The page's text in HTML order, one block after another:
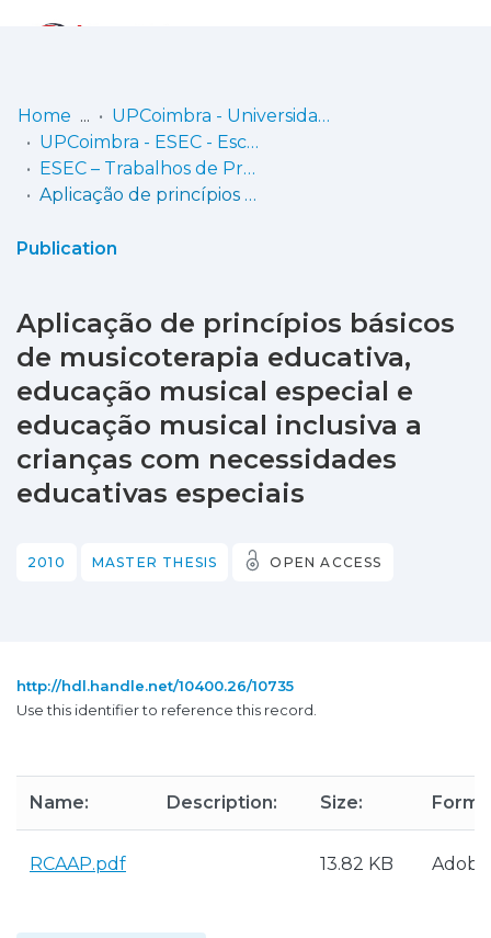
Communities
& Collections
Statistics
Home
UPCoimbra - Universidade Politécnica de Coimbra
UPCoimbra - ESEC - Escola Superior de Educação de Coimbra
ESEC – Trabalhos de Projeto | Relatórios de Estágio | Projetos de Investigação
Aplicação de princípios básicos de musicoterapia educativa, educação musical especial e educação musical inclusiva a crianças com necessidades educativas especiais
Publication
Aplicação de princípios básicos
de musicoterapia educativa,
educação musical especial e
educação musical inclusiva a
crianças com necessidades
educativas especiais
2010 MASTER THESIS OPEN ACCESS
http://hdl.handle.net/10400.26/10735
Use this identifier to reference this record.
Name: Description: Size:
RCAAP.pdf 13.82 KB